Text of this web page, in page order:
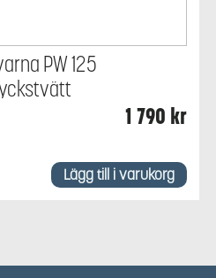
PW 125
1 790 kr
Lägg till i varukorg